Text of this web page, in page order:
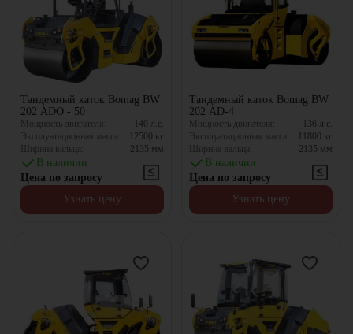
Тандемный каток Bomag BW
202 ADO - 50
Мощность двигателя: 140 л.с.
Эксплуатационная масса:
12500 кг
Ширина вальца:
2135 мм
В наличии
Цена по запросу
Узнать цену
Тандемный каток Bomag BW
202 AD-4
Мощность двигателя: 136 л.с.
Эксплуатационная масса:
11800 кг
Ширина вальца:
2135 мм
В наличии
Цена по запросу
Узнать цену